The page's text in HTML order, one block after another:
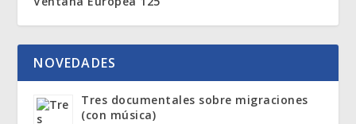
NOVEDADES
Tres documentales sobre migraciones
(con música)